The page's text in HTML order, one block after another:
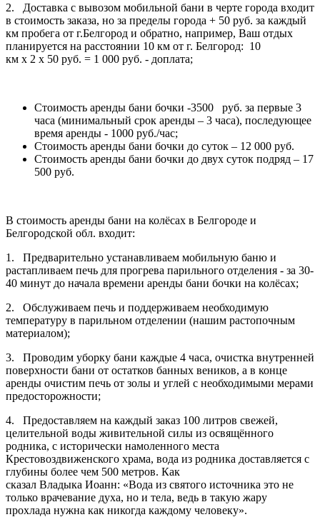
2. Доставка с вывозом мобильной бани в черте города входит
в стоимость заказа, но за пределы города + 50 руб. за каждый
км пробега от г.Белгород и обратно, например, Ваш отдых
планируется на расстоянии 10 км от г. Белгород: 10
км х 2 х 50 руб. = 1 000 руб. - доплата;
Стоимость аренды бани бочки -3500 руб. за первые 3
часа (минимальный срок аренды – 3 часа), последующее
время аренды - 1000 руб./час;
Стоимость аренды бани бочки до суток – 12 000 руб.
Стоимость аренды бани бочки до двух суток подряд – 17
500 руб.
В стоимость аренды бани на колёсах в Белгороде и
Белгородской обл. входит:
1. Предварительно устанавливаем мобильную баню и
растапливаем печь для прогрева парильного отделения - за 30-
40 минут до начала времени аренды бани бочки на колёсах;
2. Обслуживаем печь и поддерживаем необходимую
температуру в парильном отделении (нашим растопочным
материалом);
3. Проводим уборку бани каждые 4 часа, очистка внутренней
поверхности бани от остатков банных веников, а в конце
аренды очистим печь от золы и углей с необходимыми мерами
предосторожности;
4. Предоставляем на каждый заказ 100 литров свежей,
целительной воды живительной силы из освящённого
родника, с исторически намоленного места
Крестовоздвиженского храма, вода из родника доставляется с
глубины более чем 500 метров. Как
сказал Владыка Иоанн: «Вода из святого источника это не
только врачевание духа, но и тела, ведь в такую жару
прохлада нужна как никогда каждому человеку».